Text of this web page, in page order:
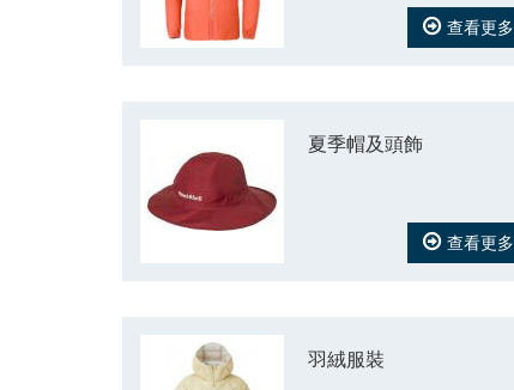
查看更多
夏季帽及頭飾
查看更多
羽絨服裝